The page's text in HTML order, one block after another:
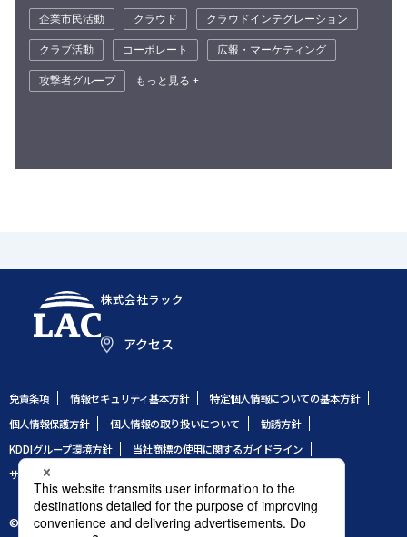
企業市民活動
クラウド
クラウドインテグレーション
クラブ活動
コーポレート
広報・マーケティング
攻撃者グループ
もっと見る +
株式会社ラック
アクセス
免責条項 情報セキュリティ基本方針
特定個人情報についての基本方針
個人情報保護方針
個人情報の取り扱いについて
勧誘方針
KDDIグループ環境方針
当社商標の使用に関するガイドライン
サイトのご利用条件
© 1995 LAC Co., Ltd.